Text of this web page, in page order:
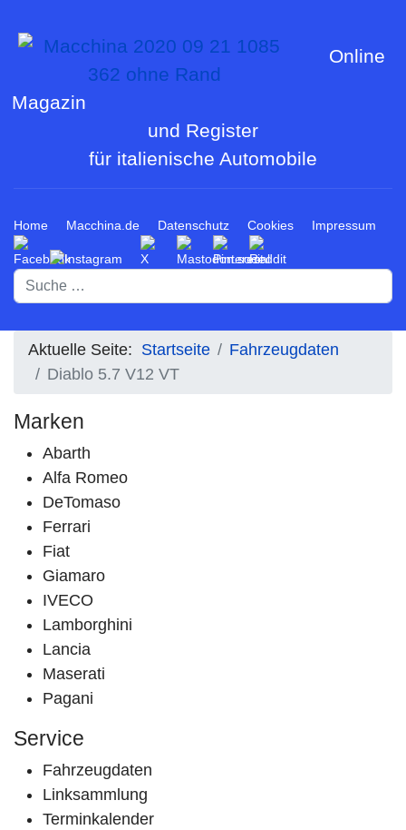
Online
Magazin
und Register
für italienische Automobile
Home Macchina.de Datenschutz Cookies Impressum
Suchen
Aktuelle Seite: Startseite
Fahrzeugdaten
Diablo 5.7 V12 VT
Marken
Abarth
Alfa Romeo
DeTomaso
Ferrari
Fiat
Giamaro
IVECO
Lamborghini
Lancia
Maserati
Pagani
Service
Fahrzeugdaten
Linksammlung
Terminkalender